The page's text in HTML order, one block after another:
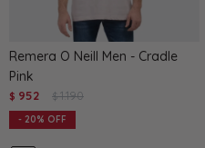
Remera O Neill Men - Cradle
Pink
$ 952 $ 1.190
20